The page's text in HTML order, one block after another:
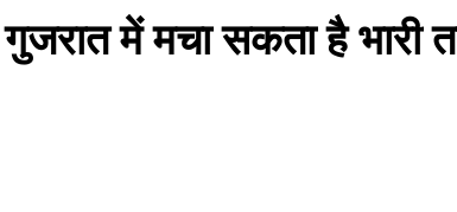
में मचा सकता है भारी